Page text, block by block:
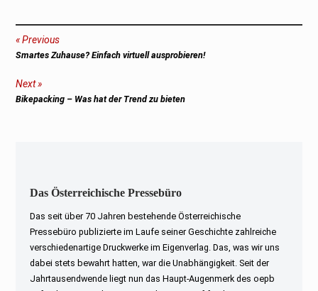
Beitragsnavigation
Previous
Previous
Smartes Zuhause? Einfach virtuell ausprobieren!
Next
Next
Bikepacking – Was hat der Trend zu bieten
Das Österreichische Pressebüro
Das seit über 70 Jahren bestehende Österreichische
Pressebüro publizierte im Laufe seiner Geschichte zahlreiche
verschiedenartige Druckwerke im Eigenverlag. Das, was wir uns
dabei stets bewahrt hatten, war die Unabhängigkeit. Seit der
Jahrtausendwende liegt nun das Haupt-Augenmerk des oepb